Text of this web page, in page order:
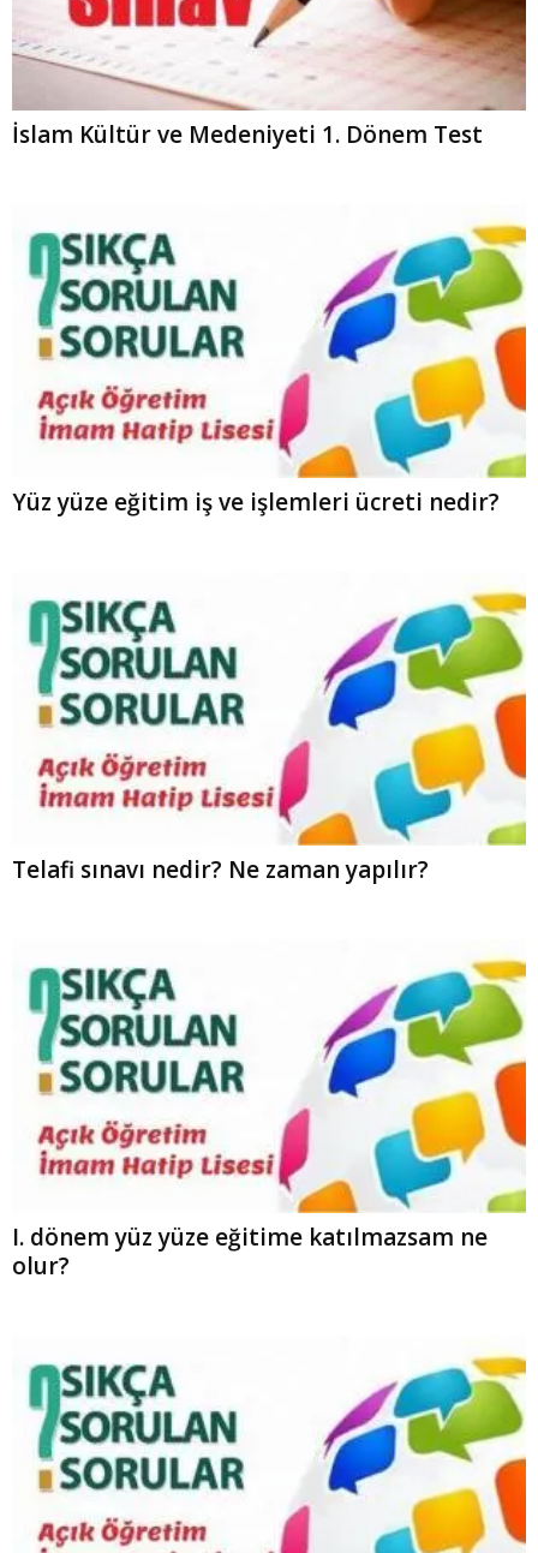
İslam Kültür ve Medeniyeti 1. Dönem Test
Yüz yüze eğitim iş ve işlemleri ücreti nedir?
Telafi sınavı nedir? Ne zaman yapılır?
I. dönem yüz yüze eğitime katılmazsam ne
olur?